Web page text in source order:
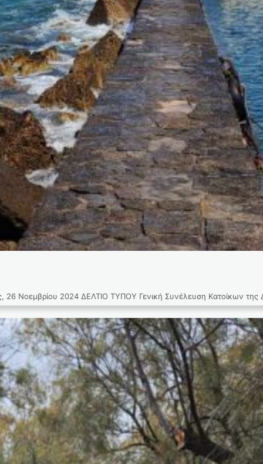
2024 ΔΕΛΤΙΟ ΤΥΠΟΥ Γενική Συνέλευση Κατοίκων της